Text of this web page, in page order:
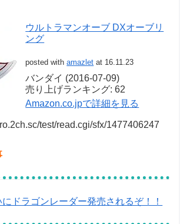
ウルトラマンオーブ DXオーブリ
ング
posted withamazlet at 16.11.23
バンダイ (2016-07-09)
売り上げランキング: 62
Amazon.co.jpで詳細を見る
test/read.cgi/sfx/1477406247
にドラゴンレーダー発売されるぞ！！